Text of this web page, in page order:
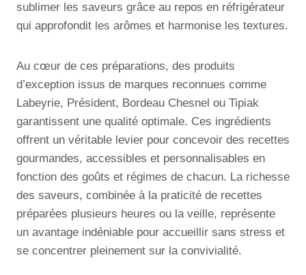
sublimer les saveurs grâce au repos en réfrigérateur
qui approfondit les arômes et harmonise les textures.
Au cœur de ces préparations, des produits
d’exception issus de marques reconnues comme
Labeyrie, Président, Bordeau Chesnel ou Tipiak
garantissent une qualité optimale. Ces ingrédients
offrent un véritable levier pour concevoir des recettes
gourmandes, accessibles et personnalisables en
fonction des goûts et régimes de chacun. La richesse
des saveurs, combinée à la praticité de recettes
préparées plusieurs heures ou la veille, représente
un avantage indéniable pour accueillir sans stress et
se concentrer pleinement sur la convivialité.